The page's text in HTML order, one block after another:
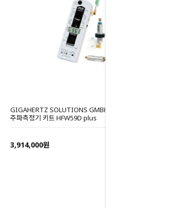
GIGAHERTZ SOLUTIONS GMBH 전자파측정기 고
주파측정기 키트 HFW59D plus
3,914,000원